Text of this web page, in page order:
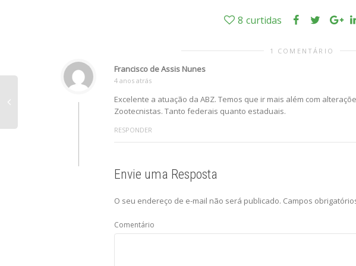
8 curtidas
1 COMENTÁRIO
Francisco de Assis Nunes
4 anos atrás
Excelente a atuação da ABZ. Temos que ir mais além com
Zootecnistas. Tanto federais quanto estaduais.
RESPONDER
Envie uma Resposta
O seu endereço de e-mail não será publicado. Campos
Comentário